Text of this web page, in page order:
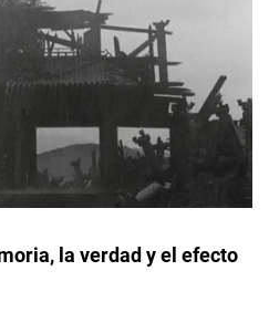
la verdad y el efecto